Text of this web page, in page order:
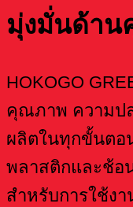
มุ่งมั่นด้า
HOKOGO
คุณภาพ ความป
ผลิตในทุกขั้นตอ
พลาสติกและช้อ
สำหรับการใช้ง